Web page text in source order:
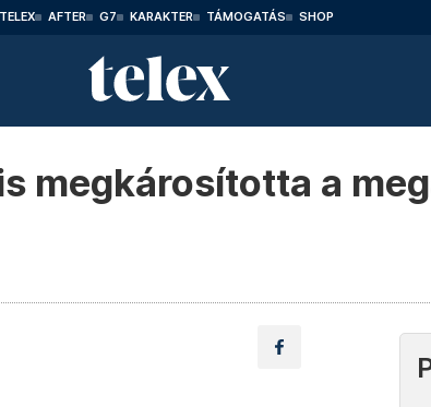
TELEX AFTER G7 KARAKTER TÁMOGATÁS SHOP
megkárosította a